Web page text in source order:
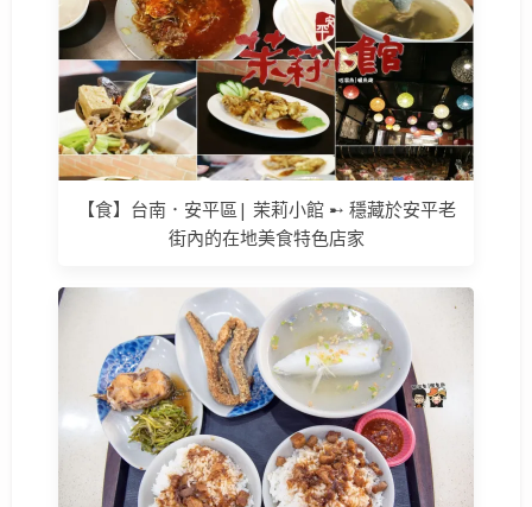
【食】台南．安平區| 茉莉小館 ➸ 穩藏於安平老
街內的在地美食特色店家